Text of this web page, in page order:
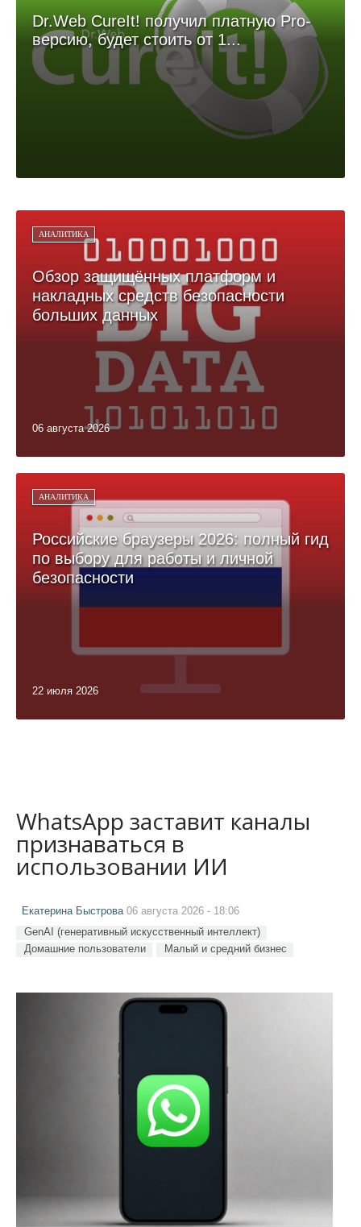
Dr.Web CureIt! получил платную Pro-
версию, будет стоить от 1...
АНАЛИТИКА
Обзор защищённых платформ и
накладных средств безопасности
больших данных
06 августа 2026
АНАЛИТИКА
Российские браузеры 2026: полный гид
по выбору для работы и личной
безопасности
22 июля 2026
WhatsApp заставит каналы
признаваться в
использовании ИИ
Екатерина Быстрова06 августа 2026 - 18:06
GenAI (генеративный искусственный интеллект)
Домашние пользователи
Малый и средний бизнес